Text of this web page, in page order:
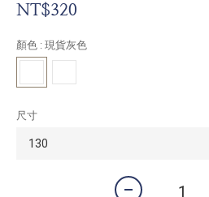
NT$320
顏色 : 現貨灰色
尺寸